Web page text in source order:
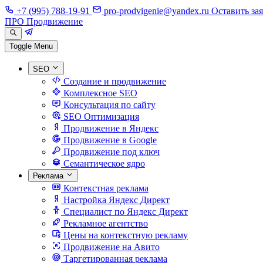
+7 (995) 788-19-91 pro-prodvigenie@yandex.ru Оставить
ПРО Продвижение
Toggle Menu
SEO
Создание и продвижение
Комплексное SEO
Консультация по сайту
SEO Оптимизация
Продвижение в Яндекс
Продвижение в Google
Продвижение под ключ
Семантическое ядро
Реклама
Контекстная реклама
Настройка Яндекс Директ
Специалист по Яндекс Директ
Рекламное агентство
Цены на контекстную рекламу
Продвижение на Авито
Таргетированная реклама